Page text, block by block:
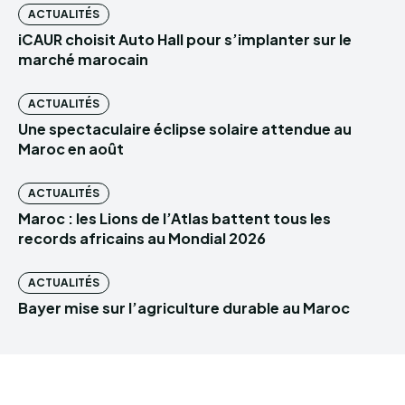
ACTUALITÉS
iCAUR choisit Auto Hall pour s’implanter sur le
marché marocain
ACTUALITÉS
Une spectaculaire éclipse solaire attendue au
Maroc en août
ACTUALITÉS
Maroc : les Lions de l’Atlas battent tous les
records africains au Mondial 2026
ACTUALITÉS
Bayer mise sur l’agriculture durable au Maroc